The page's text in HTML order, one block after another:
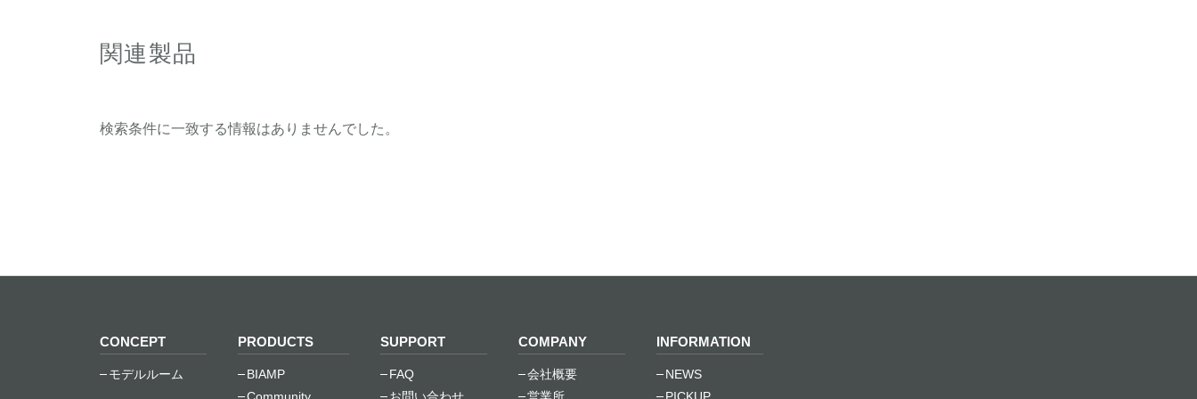
関連製品
検索条件に一致する情報はありませんでした。
CONCEPT
モデルルーム
PRODUCTS
BIAMP
Community
SUPPORT
FAQ
お問い合わせ
COMPANY
会社概要
営業所
INFORMATION
NEWS
PICKUP